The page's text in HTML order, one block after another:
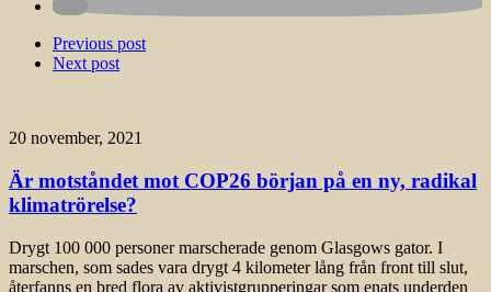
Previous post
Next post
20 november, 2021
Är motståndet mot COP26 början på en ny, radikal
klimatrörelse?
Drygt 100 000 personer marscherade genom Glasgows gator. I
marschen, som sades vara drygt 4 kilometer lång från front till slut,
återfanns en bred flora av aktivistgrupperingar som enats underden